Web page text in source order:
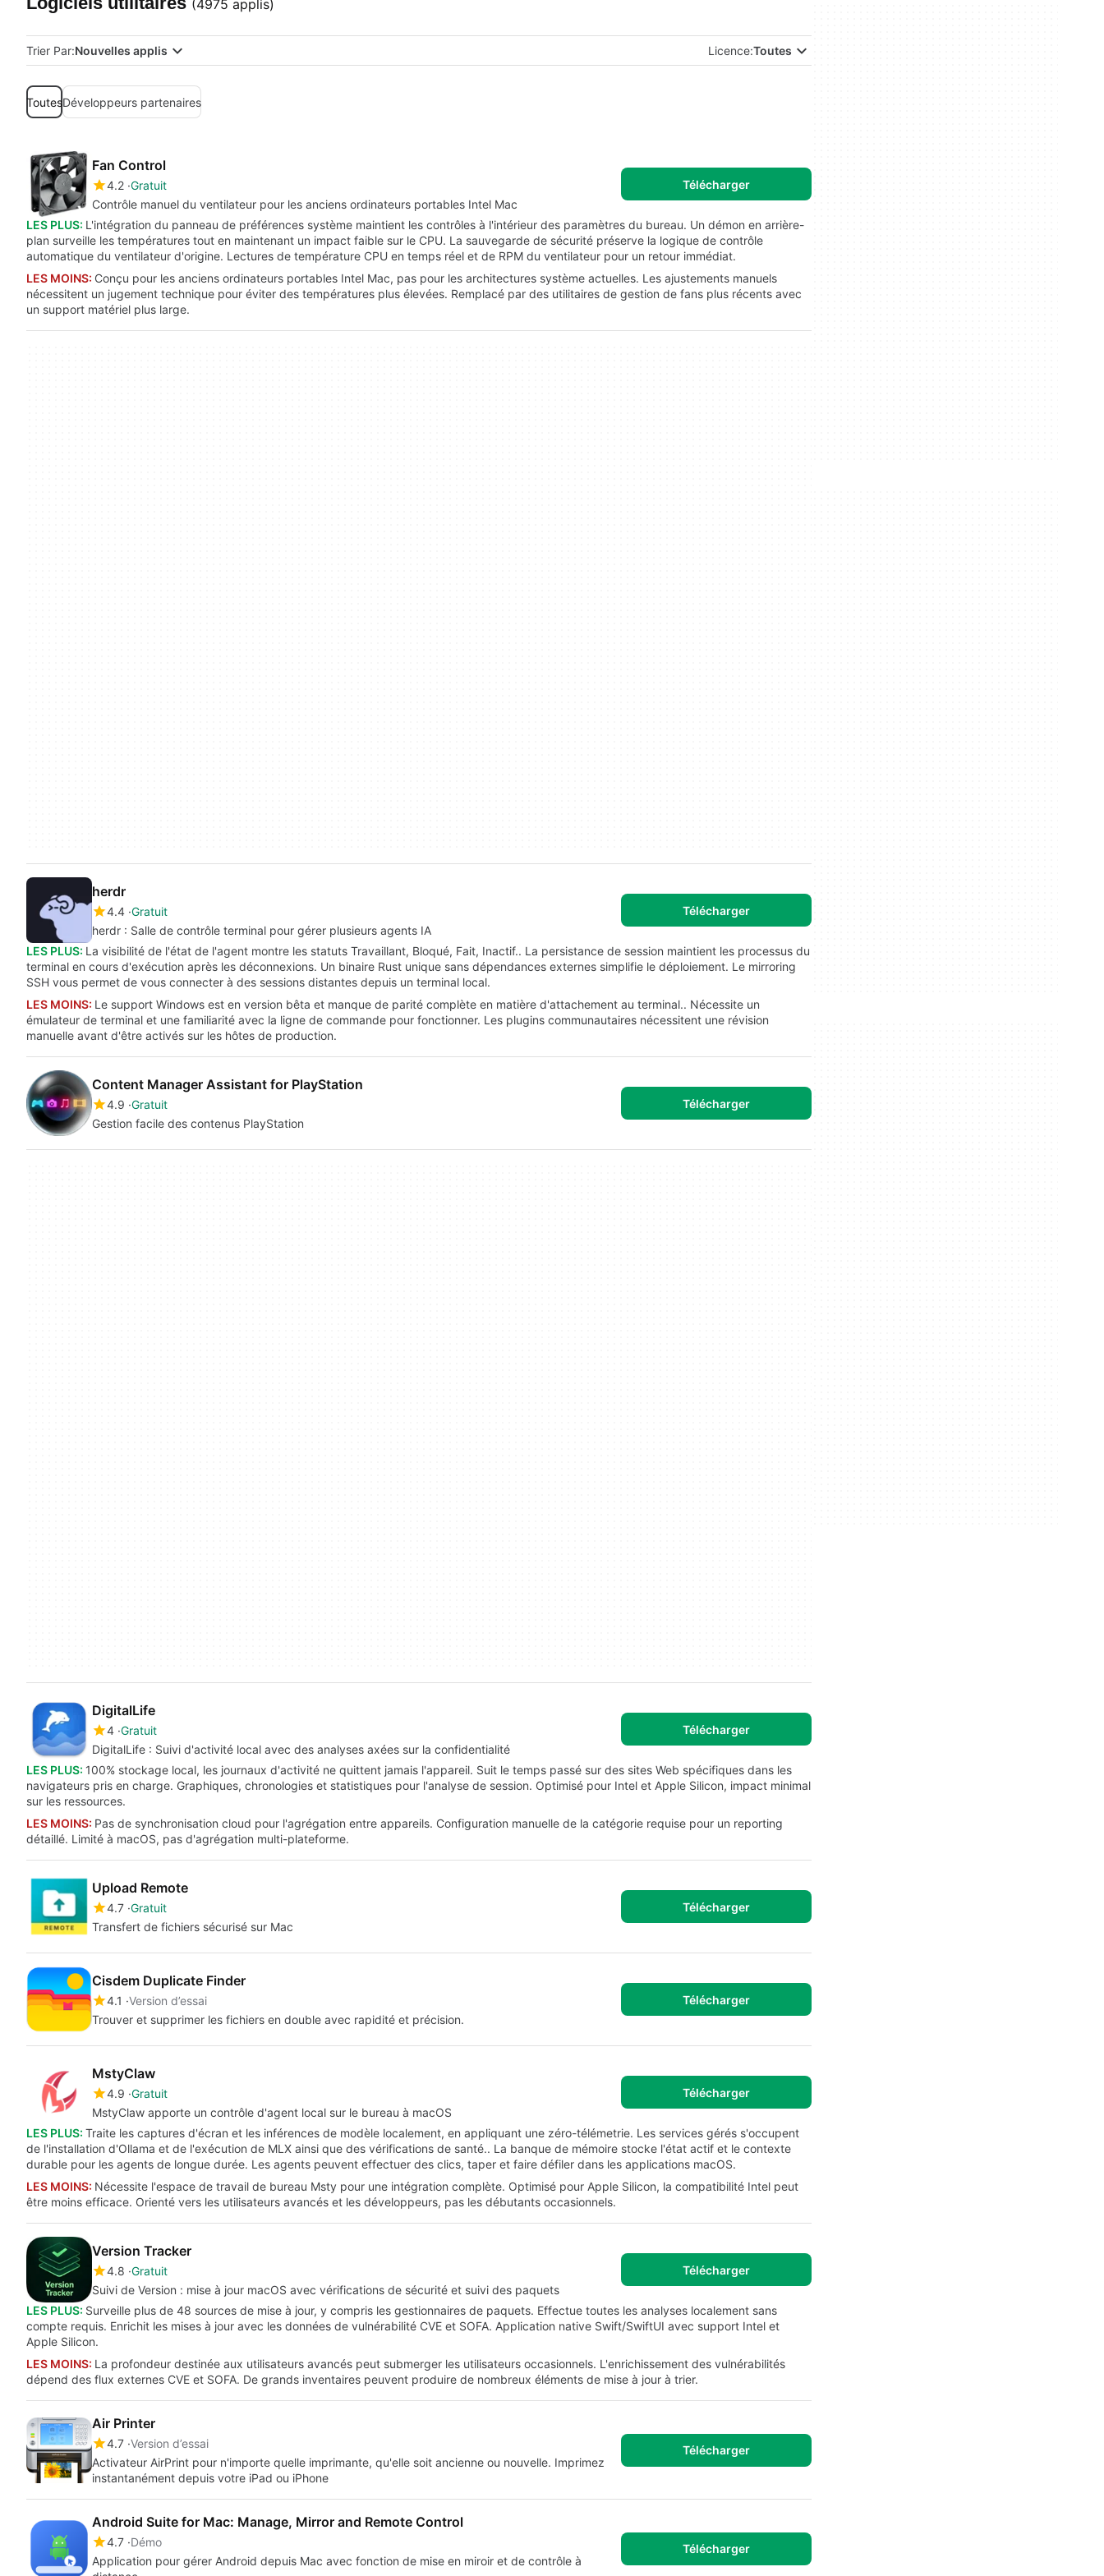
(4975 applis)
Trier Par:Nouvelles applis Licence:Toutes
ToutesDéveloppeurs partenaires
Fan Control
4.2 Gratuit
Contrôle manuel du ventilateur pour les anciens ordinateurs portables Intel Mac
Télécharger
LES PLUS: L'intégration du panneau de préférences système maintient les contrôles à l'intérieur des paramètres du bureau. Un démon en arrière-
plan surveille les températures tout en maintenant un impact faible sur le CPU. La sauvegarde de sécurité préserve la logique de contrôle
automatique du ventilateur d'origine. Lectures de température CPU en temps réel et de RPM du ventilateur pour un retour immédiat.
LES MOINS: Conçu pour les anciens ordinateurs portables Intel Mac, pas pour les architectures système actuelles. Les ajustements manuels
nécessitent un jugement technique pour éviter des températures plus élevées. Remplacé par des utilitaires de gestion de fans plus récents avec
un support matériel plus large.
herdr
4.4 Gratuit
herdr : Salle de contrôle terminal pour gérer plusieurs agents IA
Télécharger
LES PLUS: La visibilité de l'état de l'agent montre les statuts Travaillant, Bloqué, Fait, Inactif.. La persistance de session maintient les processus du
terminal en cours d'exécution après les déconnexions. Un binaire Rust unique sans dépendances externes simplifie le déploiement. Le mirroring
SSH vous permet de vous connecter à des sessions distantes depuis un terminal local.
LES MOINS: Le support Windows est en version bêta et manque de parité complète en matière d'attachement au terminal.. Nécessite un
émulateur de terminal et une familiarité avec la ligne de commande pour fonctionner. Les plugins communautaires nécessitent une révision
manuelle avant d'être activés sur les hôtes de production.
Content Manager Assistant for PlayStation
4.9 Gratuit
Gestion facile des contenus PlayStation
Télécharger
DigitalLife
4 Gratuit
DigitalLife : Suivi d'activité local avec des analyses axées sur la confidentialité
Télécharger
LES PLUS: 100% stockage local, les journaux d'activité ne quittent jamais l'appareil. Suit le temps passé sur des sites Web spécifiques dans les
navigateurs pris en charge. Graphiques, chronologies et statistiques pour l'analyse de session. Optimisé pour Intel et Apple Silicon, impact minimal
sur les ressources.
LES MOINS: Pas de synchronisation cloud pour l'agrégation entre appareils. Configuration manuelle de la catégorie requise pour un reporting
détaillé. Limité à macOS, pas d'agrégation multi-plateforme.
Upload Remote
4.7 Gratuit
Transfert de fichiers sécurisé sur Mac
Télécharger
Cisdem Duplicate Finder
4.1 Version d’essai
Trouver et supprimer les fichiers en double avec rapidité et précision.
Télécharger
MstyClaw
4.9 Gratuit
MstyClaw apporte un contrôle d'agent local sur le bureau à macOS
Télécharger
LES PLUS: Traite les captures d'écran et les inférences de modèle localement, en appliquant une zéro-télémetrie. Les services gérés s'occupent
de l'installation d'Ollama et de l'exécution de MLX ainsi que des vérifications de santé.. La banque de mémoire stocke l'état actif et le contexte
durable pour les agents de longue durée. Les agents peuvent effectuer des clics, taper et faire défiler dans les applications macOS.
LES MOINS: Nécessite l'espace de travail de bureau Msty pour une intégration complète. Optimisé pour Apple Silicon, la compatibilité Intel peut
être moins efficace. Orienté vers les utilisateurs avancés et les développeurs, pas les débutants occasionnels.
Version Tracker
4.8 Gratuit
Suivi de Version : mise à jour macOS avec vérifications de sécurité et suivi des paquets
Télécharger
LES PLUS: Surveille plus de 48 sources de mise à jour, y compris les gestionnaires de paquets. Effectue toutes les analyses localement sans
compte requis. Enrichit les mises à jour avec les données de vulnérabilité CVE et SOFA. Application native Swift/SwiftUI avec support Intel et
Apple Silicon.
LES MOINS: La profondeur destinée aux utilisateurs avancés peut submerger les utilisateurs occasionnels. L'enrichissement des vulnérabilités
dépend des flux externes CVE et SOFA. De grands inventaires peuvent produire de nombreux éléments de mise à jour à trier.
Air Printer
4.7 Version d’essai
Activateur AirPrint pour n'importe quelle imprimante, qu'elle soit ancienne ou nouvelle. Imprimez
instantanément depuis votre iPad ou iPhone
Télécharger
Android Suite for Mac: Manage, Mirror and Remote Control
4.7 Démo
Application pour gérer Android depuis Mac avec fonction de mise en miroir et de contrôle à
Télécharger